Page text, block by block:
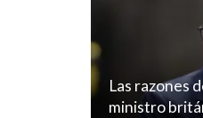
Las razones
ministro